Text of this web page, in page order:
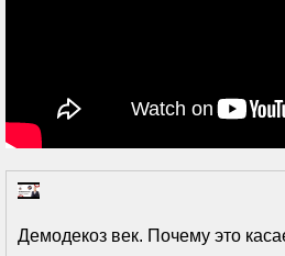
Демодекоз век. Почему это